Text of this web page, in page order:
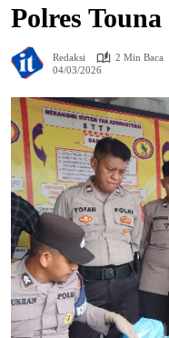
Polres
Redaksi
2 Min Baca
04/03/2026